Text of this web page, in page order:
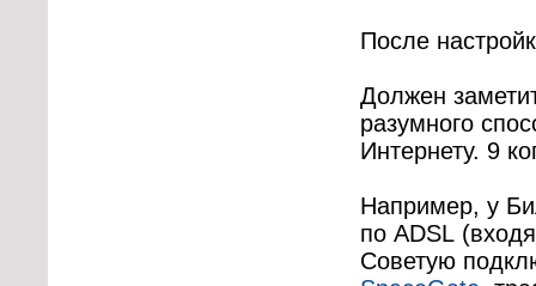
После
Должен
разумного
Интернету. 9
Например, у
поADSL
Советую